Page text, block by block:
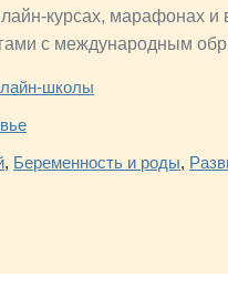
курсах, марафонах и
с международным
школы
, Беременность и роды,